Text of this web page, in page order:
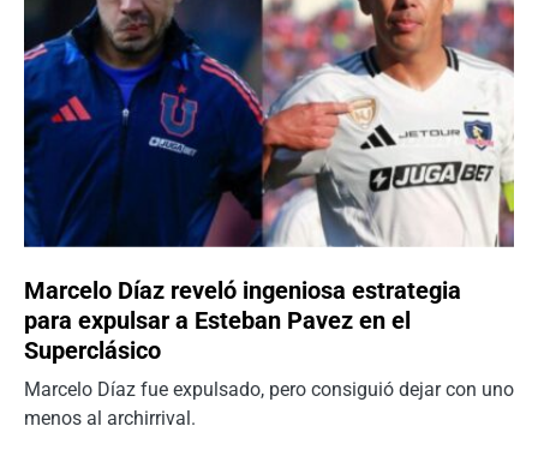
Marcelo Díaz reveló ingeniosa estrategia
para expulsar a Esteban Pavez en el
Superclásico
Marcelo Díaz fue expulsado, pero consiguió dejar con uno
menos al archirrival.